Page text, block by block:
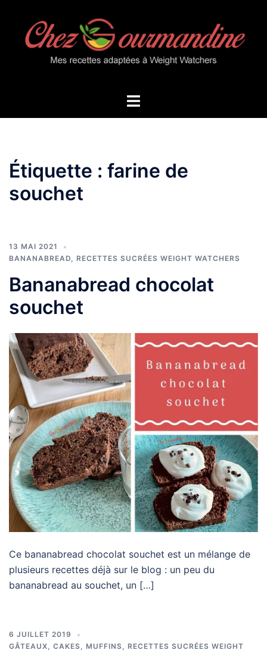
contenu
Ouvrir/fermer
Étiquette : farine de
souchet
13 MAI 2021
BANANABREAD, RECETTES SUCRÉES WEIGHT WATCHERS
Bananabread chocolat
souchet
Ce bananabread chocolat souchet est un mélange de
plusieurs recettes déjà sur le blog : un peu du
bananabread au souchet, un […]
6 JUILLET 2019
GÂTEAUX, CAKES, MUFFINS, RECETTES SUCRÉES WEIGHT